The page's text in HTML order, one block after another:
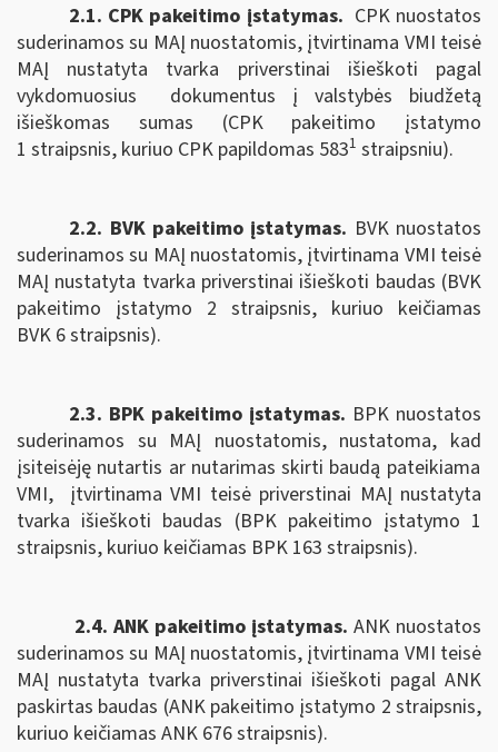
2.1. CPK pakeitimo įstatymas. CPK nuostatos
suderinamos su MAĮ nuostatomis, įtvirtinama VMI teisė
MAĮ nustatyta tvarka priverstinai išieškoti pagal
vykdomuosius dokumentus į valstybės biudžetą
išieškomas sumas (CPK pakeitimo įstatymo
1 straipsnis, kuriuo CPK papildomas 5831 straipsniu).
2.2. BVK pakeitimo įstatymas. BVK nuostatos
suderinamos su MAĮ nuostatomis, įtvirtinama VMI teisė
MAĮ nustatyta tvarka priverstinai išieškoti baudas (BVK
pakeitimo įstatymo 2 straipsnis, kuriuo keičiamas
BVK 6 straipsnis).
2.3. BPK pakeitimo įstatymas. BPK nuostatos
suderinamos su MAĮ nuostatomis, nustatoma, kad
įsiteisėję nutartis ar nutarimas skirti baudą pateikiama
VMI,
įtvirtinama VMI teisė priverstinai MAĮ nustatyta
tvarka išieškoti baudas (BPK pakeitimo įstatymo 1
straipsnis, kuriuo keičiamas BPK 163 straipsnis).
2.4. ANK pakeitimo įstatymas. ANK nuostatos
suderinamos su MAĮ nuostatomis, įtvirtinama VMI teisė
MAĮ nustatyta tvarka priverstinai išieškoti pagal ANK
paskirtas baudas (ANK pakeitimo įstatymo 2 straipsnis,
kuriuo keičiamas ANK 676 straipsnis).